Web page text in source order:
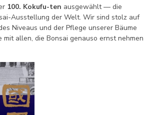
100. Kokufu-ten ausgewählt — die
Ausstellung der Welt. Wir sind stolz auf
Niveaus und der Pflege unserer Bäume
mit allen, die Bonsai genauso ernst nehmen